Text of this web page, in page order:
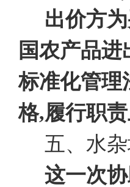
出价方
国农产品
标准化管理
格,履行职
五、水
这一次